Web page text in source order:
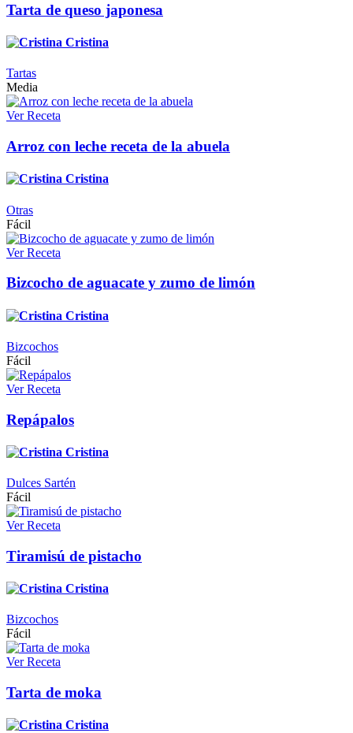
Tarta de queso japonesa
Cristina
Tartas
Media
Ver Receta
Arroz con leche receta de la abuela
Cristina
Otras
Fácil
Ver Receta
Bizcocho de aguacate y zumo de limón
Cristina
Bizcochos
Fácil
Ver Receta
Repápalos
Cristina
Dulces Sartén
Fácil
Ver Receta
Tiramisú de pistacho
Cristina
Bizcochos
Fácil
Ver Receta
Tarta de moka
Cristina